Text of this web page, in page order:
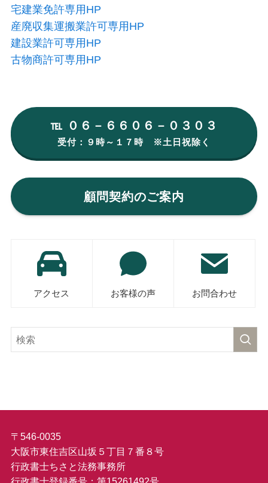
宅建業免許専用HP
産廃収集運搬業許可専用HP
建設業許可専用HP
古物商許可専用HP
℡ ０６－６６０６－０３０３
受付：９時～１７時 ※土日祝除く
顧問契約のご案内
アクセス お客様の声 お問合わせ
〒546-0035
大阪市東住吉区山坂５丁目７番８号
行政書士ちさと法務事務所